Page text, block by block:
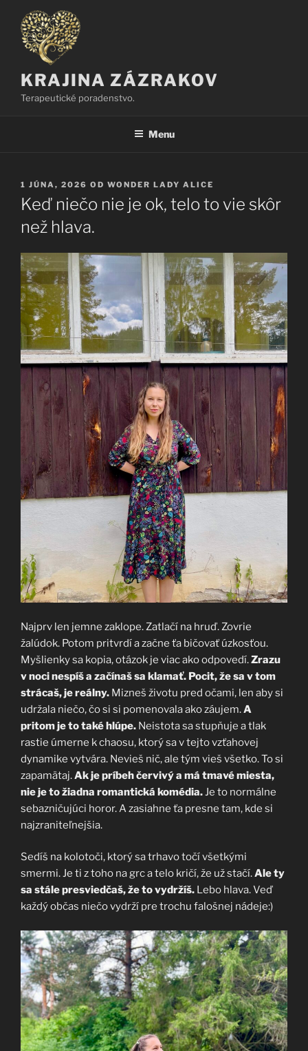
obsah
KRAJINA ZÁZRAKOV
Terapeutické poradenstvo.
Menu
PUBLIKOVANÉ
1 JÚNA, 2026 OD WONDER LADY ALICE
Keď niečo nie je ok, telo to vie skôr
než hlava.
Najprv len jemne zaklope. Zatlačí na hruď. Zovrie
žalúdok. Potom pritvrdí a začne ťa bičovať úzkosťou.
Myšlienky sa kopia, otázok je viac ako odpovedí.Zrazu
v noci nespíš a začínaš sa klamať. Pocit, že sa v tom
strácaš, je reálny. Mizneš životu pred očami, len aby si
udržala niečo, čo si si pomenovala ako záujem.A
pritom je to také hlúpe. Neistota sa stupňuje a tlak
rastie úmerne k chaosu, ktorý sa v tejto vzťahovej
dynamike vytvára. Nevieš nič, ale tým vieš všetko. To si
zapamätaj.Ak je príbeh červivý a má tmavé miesta,
nie je to žiadna romantická komédia.Je to normálne
sebazničujúci horor. A zasiahne ťa presne tam, kde si
najzraniteľnejšia.
Sedíš na kolotoči, ktorý sa trhavo točí všetkými
smermi. Je ti z toho na grc a telo kričí, že už stačí.Ale ty
sa stále presviedčaš, že to vydržíš. Lebo hlava. Veď
každý občas niečo vydrží pre trochu falošnej nádeje:)